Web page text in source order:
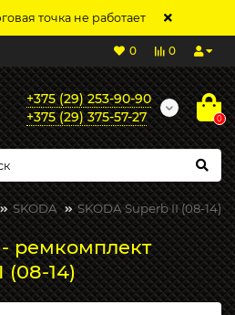
точка не работает
0
0
+375 (29) 253-90-90
+375 (29) 375-57-27
0
SKODA SKODA Superb II (08-14)
ремкомплект
(08-14)